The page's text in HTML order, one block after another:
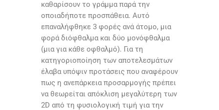
καθαρίσουν το γράμμα παρά την
οποιαδήποτε προσπάθεια. Αυτό
επαναλήφθηκε 3 φορές ανά άτομο, μια
φορά διόφθαλμα και δύο μονόφθαλμα
(μια για κάθε οφθαλμό). Για τη
κατηγοριοποίηση των αποτελεσμάτων
έλαβα υπόψιν προτάσεις που αναφέρουν
πως η ανεπάρκεια προσαρμογής πρέπει
να θεωρείται απόκλιση μεγαλύτερη των
2D από τη φυσιολογική τιμή για την